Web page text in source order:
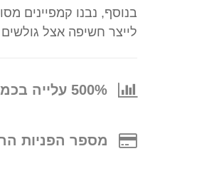
בנוסף, נבנו קמפיינים
לייצר חשיפה אצל
500% עלייה בכמות הכניסות האורגניות!
מספר הפניות